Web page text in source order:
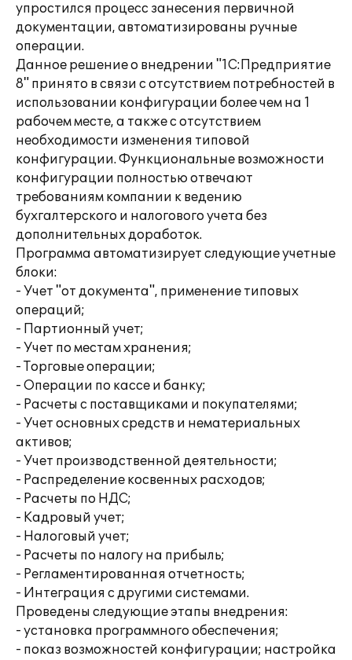
упростился процесс занесения первичной
документации, автоматизированы ручные
операции.
Данное решение о внедрении "1С:Предприятие
8" принято в связи с отсутствием потребностей в
использовании конфигурации более чем на 1
рабочем месте, а также с отсутствием
необходимости изменения типовой
конфигурации. Функциональные возможности
конфигурации полностью отвечают
требованиям компании к ведению
бухгалтерского и налогового учета без
дополнительных доработок.
Программа автоматизирует следующие учетные
блоки:
- Учет "от документа", применение типовых
операций;
- Партионный учет;
- Учет по местам хранения;
- Торговые операции;
- Операции по кассе и банку;
- Расчеты с поставщиками и покупателями;
- Учет основных средств и нематериальных
активов;
- Учет производственной деятельности;
- Распределение косвенных расходов;
- Расчеты по НДС;
- Кадровый учет;
- Налоговый учет;
- Расчеты по налогу на прибыль;
- Регламентированная отчетность;
- Интеграция с другими системами.
Проведены следующие этапы внедрения:
- установка программного обеспечения;
- показ возможностей конфигурации; настройка